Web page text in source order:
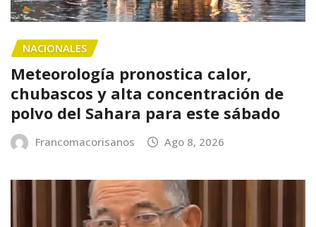
NACIONALES
Meteorología pronostica calor,
chubascos y alta concentración de
polvo del Sahara para este sábado
Francomacorisanos Ago 8, 2026